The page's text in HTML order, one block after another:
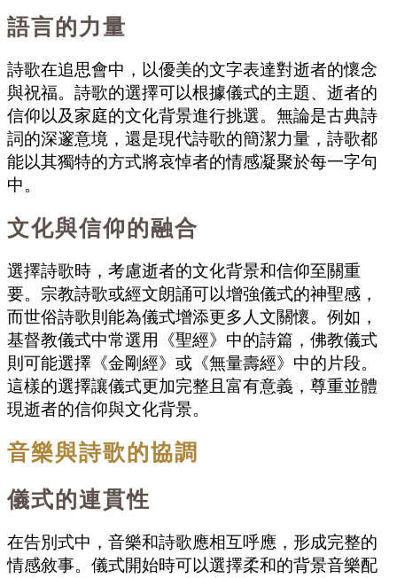
語言的力量
詩歌在追思會中，以優美的文字表達對逝者的懷念
與祝福。詩歌的選擇可以根據儀式的主題、逝者的
信仰以及家庭的文化背景進行挑選。無論是古典詩
詞的深邃意境，還是現代詩歌的簡潔力量，詩歌都
能以其獨特的方式將哀悼者的情感凝聚於每一字句
中。
文化與信仰的融合
選擇詩歌時，考慮逝者的文化背景和信仰至關重
要。宗教詩歌或經文朗誦可以增強儀式的神聖感，
而世俗詩歌則能為儀式增添更多人文關懷。例如，
基督教儀式中常選用《聖經》中的詩篇，佛教儀式
則可能選擇《金剛經》或《無量壽經》中的片段。
這樣的選擇讓儀式更加完整且富有意義，尊重並體
現逝者的信仰與文化背景。
音樂與詩歌的協調
儀式的連貫性
在告別式中，音樂和詩歌應相互呼應，形成完整的
情感敘事。儀式開始時可以選擇柔和的背景音樂配